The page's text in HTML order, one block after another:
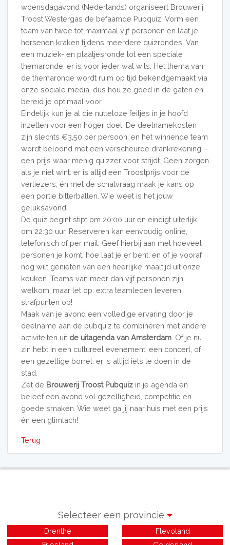
woensdagavond (Nederlands) organiseert Brouwerij
Troost Westergas de befaamde Pubquiz! Vorm een
team van twee tot maximaal vijf personen en laat je
hersenen kraken tijdens meerdere quizrondes. Van
een muziek- en plaatjesronde tot een speciale
themaronde: er is voor ieder wat wils. Het thema van
de themaronde wordt ruim op tijd bekendgemaakt via
onze sociale media, dus hou ze goed in de gaten en
bereid je optimaal voor.
Eindelijk kun je al die nutteloze feitjes in je hoofd
inzetten voor een hoger doel. De deelnamekosten
zijn slechts €3,50 per persoon, en het winnende team
wordt beloond met een verscheurde drankrekening –
een prijs waar menig quizzer voor strijdt. Geen zorgen
als je niet wint: er is altijd een Troostprijs voor de
verliezers, én met de schatvraag maak je kans op
een portie bitterballen. Wie weet is het jouw
geluksavond!
De quiz begint stipt om 20:00 uur en eindigt uiterlijk
om 22:30 uur. Reserveren kan eenvoudig online,
telefonisch of per mail. Geef hierbij aan met hoeveel
personen je komt, hoe laat je er bent, en of je vooraf
nog wilt genieten van een heerlijke maaltijd uit onze
keuken. Teams van meer dan vijf personen zijn
welkom, maar let op: extra teamleden leveren
strafpunten op!
Maak van je avond een volledige ervaring door je
deelname aan de pubquiz te combineren met andere
activiteiten uit de uitagenda van Amsterdam. Of je nu
zin hebt in een cultureel evenement, een concert, of
een gezellige borrel, er is altijd iets te doen in de
stad.
Zet de Brouwerij Troost Pubquizin je agenda en
beleef een avond vol gezelligheid, competitie en
goede smaken. Wie weet ga jij naar huis met een prijs
én een glimlach!
Terug
Selecteer een provincie
Drenthe
Flevoland